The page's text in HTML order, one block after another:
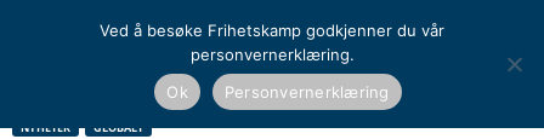
Globalt
Nordea mistenkes for hvitvasking av «tusenvis av
NYHETER GLOBALT
Ved å besøke Frihetskamp godkjenner du vår
personvernerklæring.
Ok
Personvernerklæring